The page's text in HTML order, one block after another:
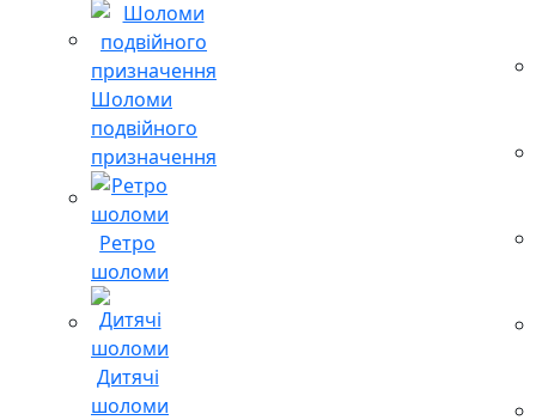
Шоломи
подвійного
призначення
Ретро
шоломи
Дитячі
шоломи